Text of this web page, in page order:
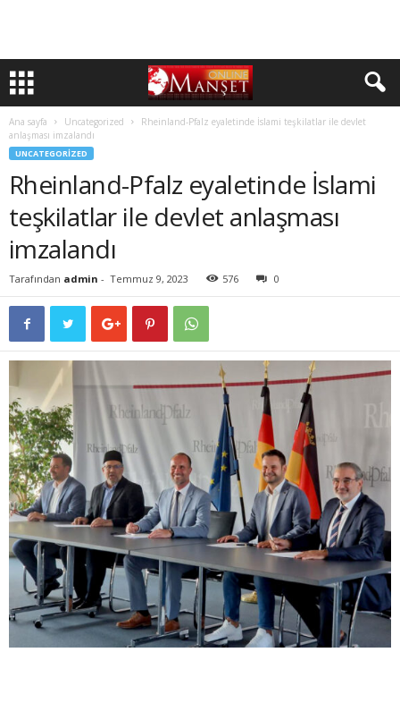
Ana sayfa Uncategorized
Rheinland-Pfalz eyaletinde İslami teşkilatlar ile devlet
anlaşması imzalandı
UNCATEGORIZED
Rheinland-Pfalz eyaletinde İslami
teşkilatlar ile devlet anlaşması
imzalandı
Tarafından admin - Temmuz 9, 2023 576 0